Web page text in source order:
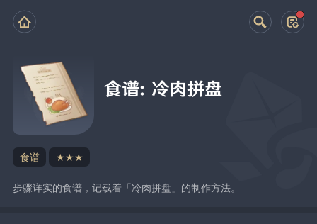
食谱：冷肉拼盘
食谱 ★★★
步骤详实的食谱，记载着「冷肉拼盘」的制作方法。